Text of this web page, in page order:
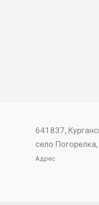
641837,
село
Адрес